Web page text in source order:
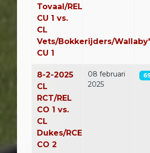
Tovaal/REL
CU 1 vs.
CL
Vets/Bokkerijders/
CU 1
8-2-2025
CL
RCT/REL
CO 1 vs.
CL
Dukes/RCE
CO 2
08 februari
2025